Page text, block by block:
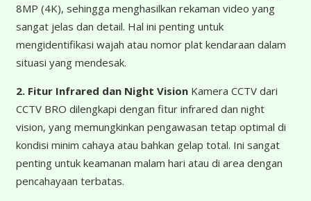
8MP (4K), sehingga menghasilkan rekaman video yang
sangat jelas dan detail. Hal ini penting untuk
mengidentifikasi wajah atau nomor plat kendaraan dalam
situasi yang mendesak.
2. Fitur Infrared dan Night VisionKamera CCTV dari
CCTV BRO dilengkapi dengan fitur infrared dan night
vision, yang memungkinkan pengawasan tetap optimal di
kondisi minim cahaya atau bahkan gelap total. Ini sangat
penting untuk keamanan malam hari atau di area dengan
pencahayaan terbatas.